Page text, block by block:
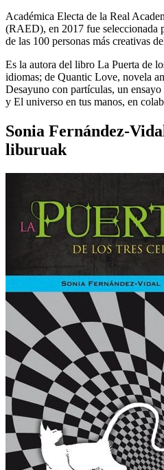
Académica Electa de la Real
(RAED), en 2017 fue seleccionada
de las 100 personas más creativas
Es la autora del libro La Puerta de
idiomas; de Quantic Love, novela
Desayuno con partículas, un
y El universo en tus manos, en
Sonia Fernández-
liburuak